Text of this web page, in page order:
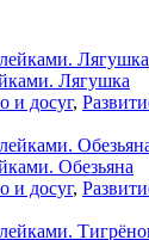
Лягушка
и досуг,
Обезьяна
и досуг,